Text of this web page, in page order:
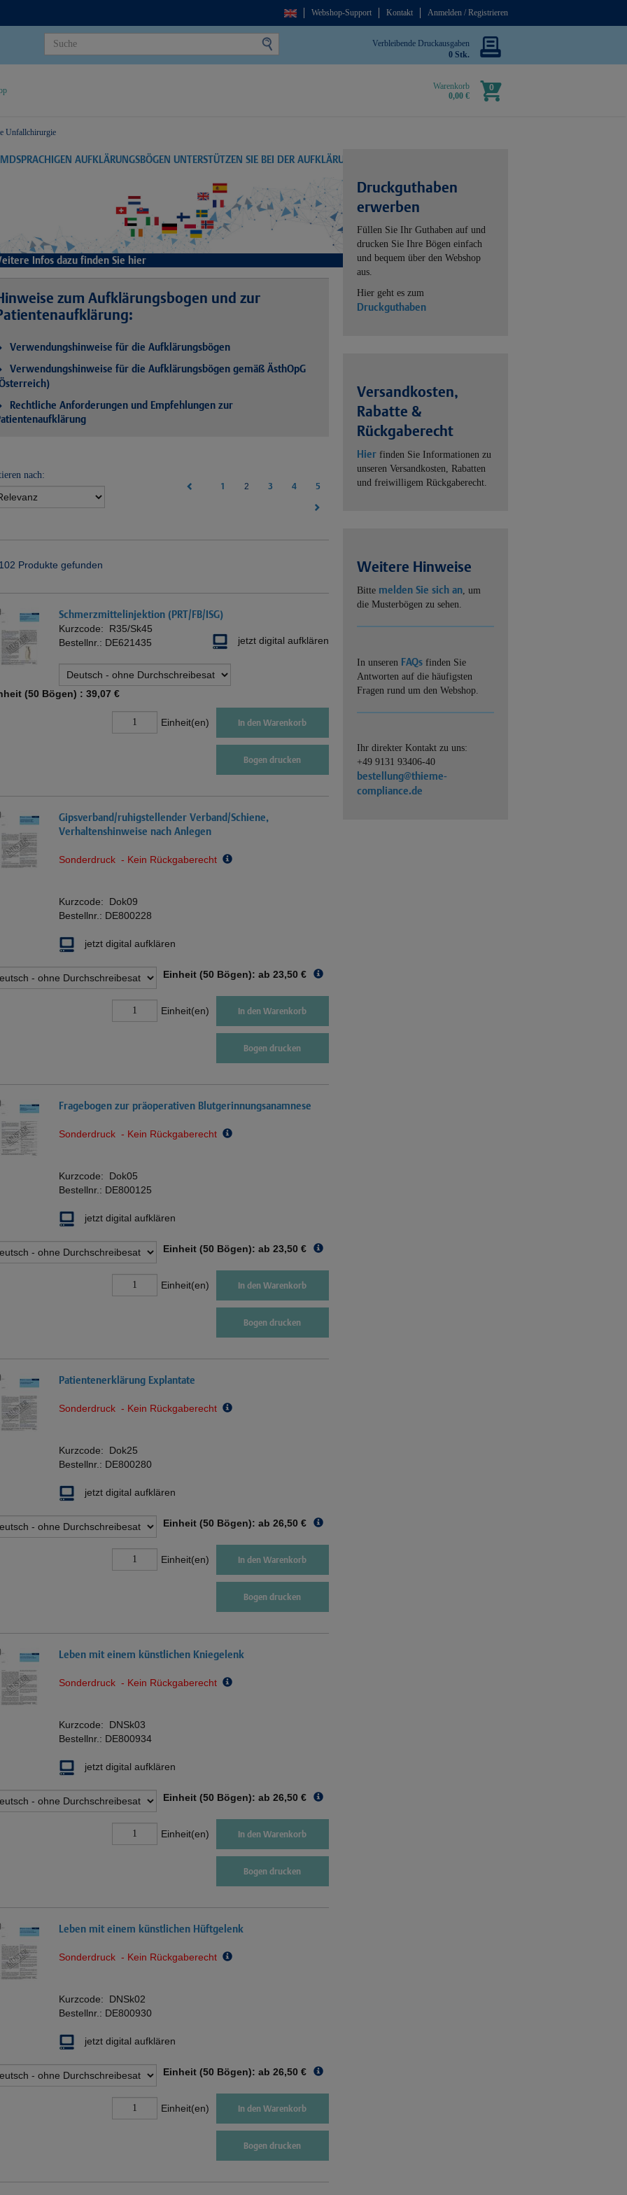
Webshop-Support Kontakt Anmelden / Registrieren
Verbleibende Druckausgaben
0 Stk.
Warenkorb
0,00 €
0
Unfallchirurgie
AUFKLÄRUNGSBÖGEN UNTERSTÜTZEN SIE BEI DER AUFKLÄRUNG
Infos dazu finden Sie hier
zum Aufklärungsbogen und zur
Verwendungshinweise für die Aufklärungsbögen
Verwendungshinweise für die Aufklärungsbögen gemäß ÄsthOpG
Rechtliche Anforderungen und Empfehlungen zur
nach:
1
2(current)
3 4 5
Produkte gefunden
Schmerzmittelinjektion (PRT/FB/ISG)
Kurzcode: R35/Sk45
Bestellnr.: DE621435 jetzt digital aufklären
(50 Bögen) : 39,07 €
Einheit(en) In den Warenkorb
Bogen drucken
Gipsverband/ruhigstellender Verband/Schiene,
Verhaltenshinweise nach Anlegen
Sonderdruck - Kein Rückgaberecht
Kurzcode: Dok09
Bestellnr.: DE800228
jetzt digital aufklären
Einheit (50 Bögen): ab 23,50 €
Einheit(en) In den Warenkorb
Bogen drucken
Fragebogen zur präoperativen Blutgerinnungsanamnese
Sonderdruck - Kein Rückgaberecht
Kurzcode: Dok05
Bestellnr.: DE800125
jetzt digital aufklären
Einheit (50 Bögen): ab 23,50 €
Einheit(en) In den Warenkorb
Bogen drucken
Patientenerklärung Explantate
Sonderdruck - Kein Rückgaberecht
Kurzcode: Dok25
Bestellnr.: DE800280
jetzt digital aufklären
Einheit (50 Bögen): ab 26,50 €
Einheit(en) In den Warenkorb
Bogen drucken
Leben mit einem künstlichen Kniegelenk
Sonderdruck - Kein Rückgaberecht
Kurzcode: DNSk03
Bestellnr.: DE800934
jetzt digital aufklären
Einheit (50 Bögen): ab 26,50 €
Einheit(en) In den Warenkorb
Bogen drucken
Leben mit einem künstlichen Hüftgelenk
Sonderdruck - Kein Rückgaberecht
Kurzcode: DNSk02
Bestellnr.: DE800930
jetzt digital aufklären
Einheit (50 Bögen): ab 26,50 €
Einheit(en) In den Warenkorb
Bogen drucken
Druckguthaben
erwerben
Füllen Sie Ihr Guthaben auf und
drucken Sie Ihre Bögen einfach
und bequem über den Webshop
aus.
Hier geht es zum
Druckguthaben
Versandkosten,
Rabatte &
Rückgaberecht
Hier finden Sie Informationen zu
unseren Versandkosten, Rabatten
und freiwilligem Rückgaberecht.
Weitere Hinweise
Bitte melden Sie sich an, um
die Musterbögen zu sehen.
In unseren FAQs finden Sie
Antworten auf die häufigsten
Fragen rund um den Webshop.
Ihr direkter Kontakt zu uns:
+49 9131 93406-40
bestellung@thieme-
compliance.de